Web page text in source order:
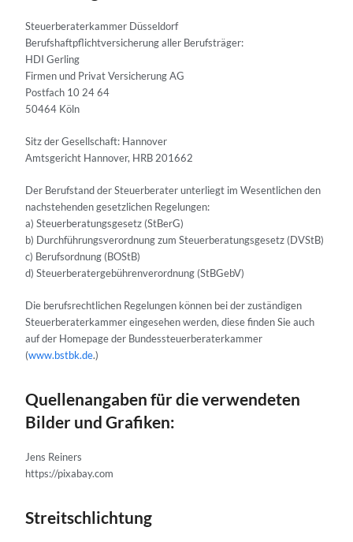
Steuerberaterkammer Düsseldorf
Berufshaftpflichtversicherung aller Berufsträger:
HDI Gerling
Firmen und Privat Versicherung AG
Postfach 10 24 64
50464 Köln
Sitz der Gesellschaft: Hannover
Amtsgericht Hannover, HRB 201662
Der Berufstand der Steuerberater unterliegt im Wesentlichen den
nachstehenden gesetzlichen Regelungen:
a) Steuerberatungsgesetz (StBerG)
b) Durchführungsverordnung zum Steuerberatungsgesetz (DVStB)
c) Berufsordnung (BOStB)
d) Steuerberatergebührenverordnung (StBGebV)
Die berufsrechtlichen Regelungen können bei der zuständigen
Steuerberaterkammer eingesehen werden, diese finden Sie auch
auf der Homepage der Bundessteuerberaterkammer
(www.bstbk.de.)
Quellenangaben für die verwendeten
Bilder und Grafiken:
Jens Reiners
https://pixabay.com
Streitschlichtung